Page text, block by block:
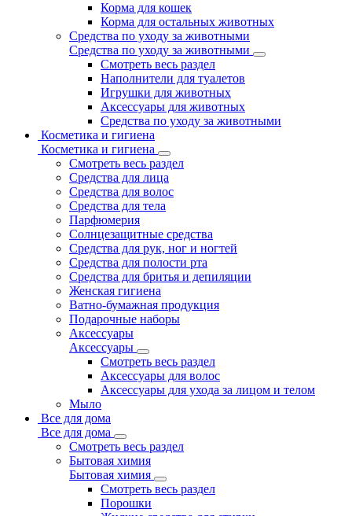
Корма для кошек
Корма для остальных животных
Средства по уходу за животными
Средства по уходу за животными
Смотреть весь раздел
Наполнители для туалетов
Игрушки для животных
Аксессуары для животных
Средства по уходу за животными
Косметика и гигиена
Косметика и гигиена
Смотреть весь раздел
Средства для лица
Средства для волос
Средства для тела
Парфюмерия
Солнцезащитные средства
Средства для рук, ног и ногтей
Средства для полости рта
Средства для бритья и депиляции
Женская гигиена
Ватно-бумажная продукция
Подарочные наборы
Аксессуары
Аксессуары
Смотреть весь раздел
Аксессуары для волос
Аксессуары для ухода за лицом и телом
Мыло
Все для дома
Все для дома
Смотреть весь раздел
Бытовая химия
Бытовая химия
Смотреть весь раздел
Порошки